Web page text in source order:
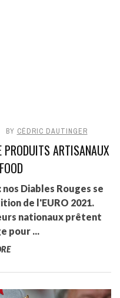
BY CÉDRIC DAUTINGER
ARTISANAUX
Diables Rouges se
de l'EURO 2021.
nationaux prêtent
pour ...